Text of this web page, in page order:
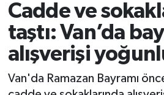
Cadde ve
taştı: Van’da
alışverişi
Van'da Ramazan Bayramı
Ekonomi
Sağlık
Van Trafik Yoğunluk Haritası
Süper Lig Puan Durumu ve